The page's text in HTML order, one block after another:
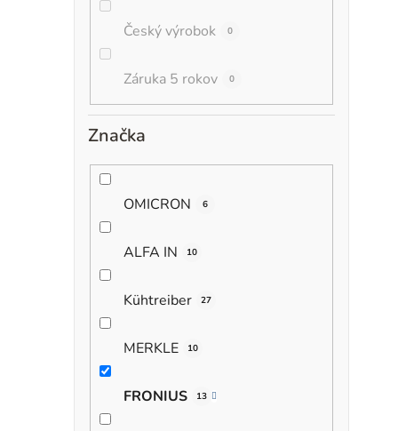
Český výrobok 0
Záruka 5 rokov 0
Značka
OMICRON 6
ALFA IN 10
Kühtreiber 27
MERKLE 10
FRONIUS 13